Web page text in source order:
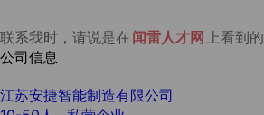
联系我时，请说是在 闻雷人才网 上看到的
公司信息
江苏安捷智能制造有限公司